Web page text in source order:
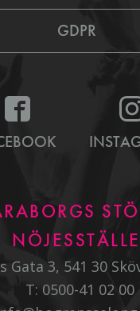
GDPR
NÖJESSTÄLLE
Gata 3, 541 30
T: 0500-41 02 00